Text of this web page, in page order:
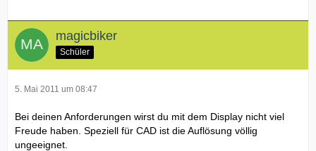
magicbiker
Schüler
5. Mai 2011 um 08:47
Bei deinen Anforderungen wirst du mit dem Display nicht viel
Freude haben. Speziell für CAD ist die Auflösung völlig
ungeeignet.